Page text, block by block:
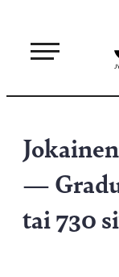
sisältöön
—
tai 730